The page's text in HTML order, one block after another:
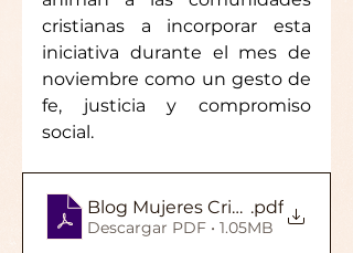
cristianas a incorporar esta
iniciativa durante el mes de
noviembre como un gesto de
fe, justicia y compromiso
social.
Blog Mujeres Cristianas
.pdf
Descargar PDF • 1.05MB